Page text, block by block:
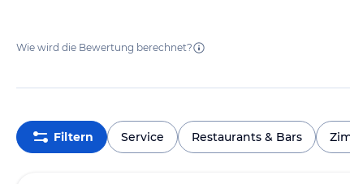
Wie wird die Bewertung berechnet?
Filtern Service Restaurants & Bars